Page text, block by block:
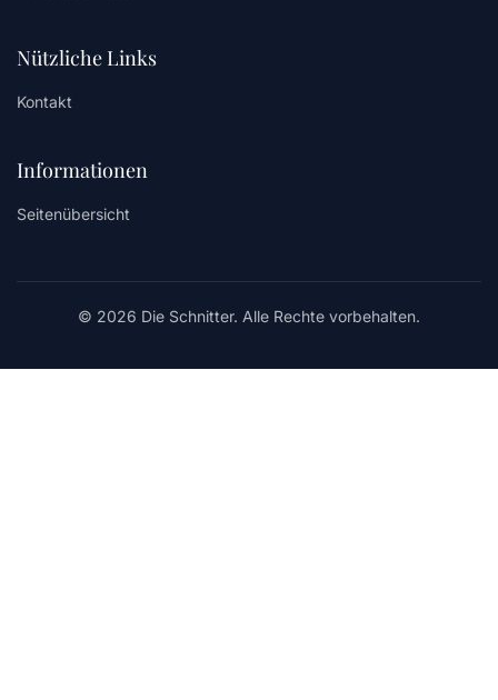
Nützliche Links
Kontakt
Informationen
Seitenübersicht
© 2026 Die Schnitter. Alle Rechte vorbehalten.